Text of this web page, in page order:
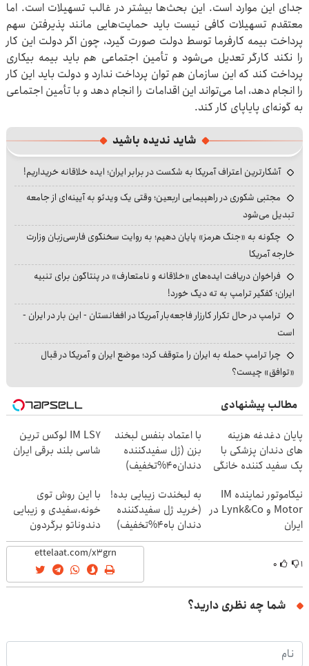
جدای این موارد است. این بحث‌ها بیشتر در غالب تسهیلات است. اما
معتقدم تسهیلات کافی نیست باید حمایت‌هایی مانند پذیرفتن سهم
پرداخت بیمه کارفرما توسط دولت صورت گیرد، چون اگر دولت این کار
را نکند کارگر تعدیل می‌شود و تأمین اجتماعی هم باید بیمه بیکاری
پرداخت کند که این سازمان هم توان پرداخت ندارد و دولت باید این کار
را انجام دهد، اما می‌تواند این اقدامات را انجام دهد و با تأمین اجتماعی
به گونه‌ای پایاپای کار کند.
شاید ندیده باشید
آشکارترین اعتراف آمریکا به شکست در برابر ایران؛ ایده خلاقانه خریداریم!
مجتبی شکوری در راهپیمایی اربعین؛ وقتی یک ویدئو به آیینه‌ای از جامعه
تبدیل می‌شود
چگونه به «جنگ هرمز» پایان دهیم؛ به روایت سخنگوی فارسی‌زبان وزارت
خارجه آمریکا
فراخوان دریافت ایده‌های «خلاقانه و نامتعارف» در پنتاگون برای تنبیه
ایران؛ کفگیر ترامپ به ته دیگ خورد!
ترامپ در حال تکرار کارزار فاجعه‌بار آمریکا در افغانستان - این بار در ایران -
است
چرا ترامپ حمله به ایران را متوقف کرد؛ موضع ایران و آمریکا در قبال
«توافق» چیست؟
مطالب پیشنهادی
پایان دغدغه هزینه
های دندان پزشکی با
پک سفید کننده خانگی
با اعتماد بنفس لبخند
بزن (ژل سفیدکننده
دندان40%تخفیف)
IM LS7 لوکس ترین
شاسی بلند برقی ایران
نیکاموتور نماینده IM
Motor و Lynk&Co در
ایران
به لبخندت زیبایی بده!
(خرید ژل سفیدکننده
دندان با40%تخفیف)
با این روش توی
خونه،سفیدی و زیبایی
دندوناتو برگردون
(40%off)
۱ ۰
شما چه نظری دارید؟